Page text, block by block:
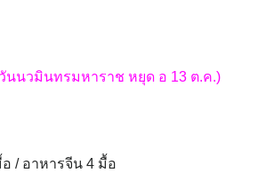
นวมินทรมหาราช หยุด อ 13 ต.ค.)
/ อาหารจีน 4 มื้อ